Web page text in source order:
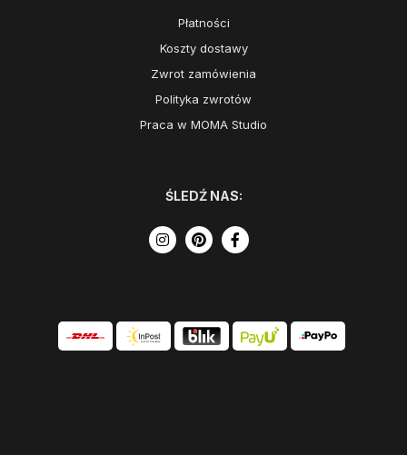
Płatności
Koszty dostawy
Zwrot zamówienia
Polityka zwrotów
Praca w MOMA Studio
ŚLEDŹ NAS: